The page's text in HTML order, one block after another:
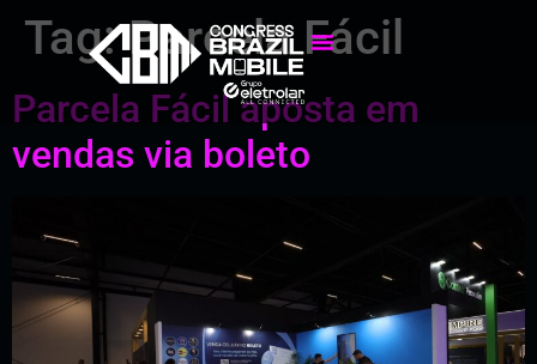
Tag:Parcela Fácil
Parcela Fácil aposta em
vendas via boleto